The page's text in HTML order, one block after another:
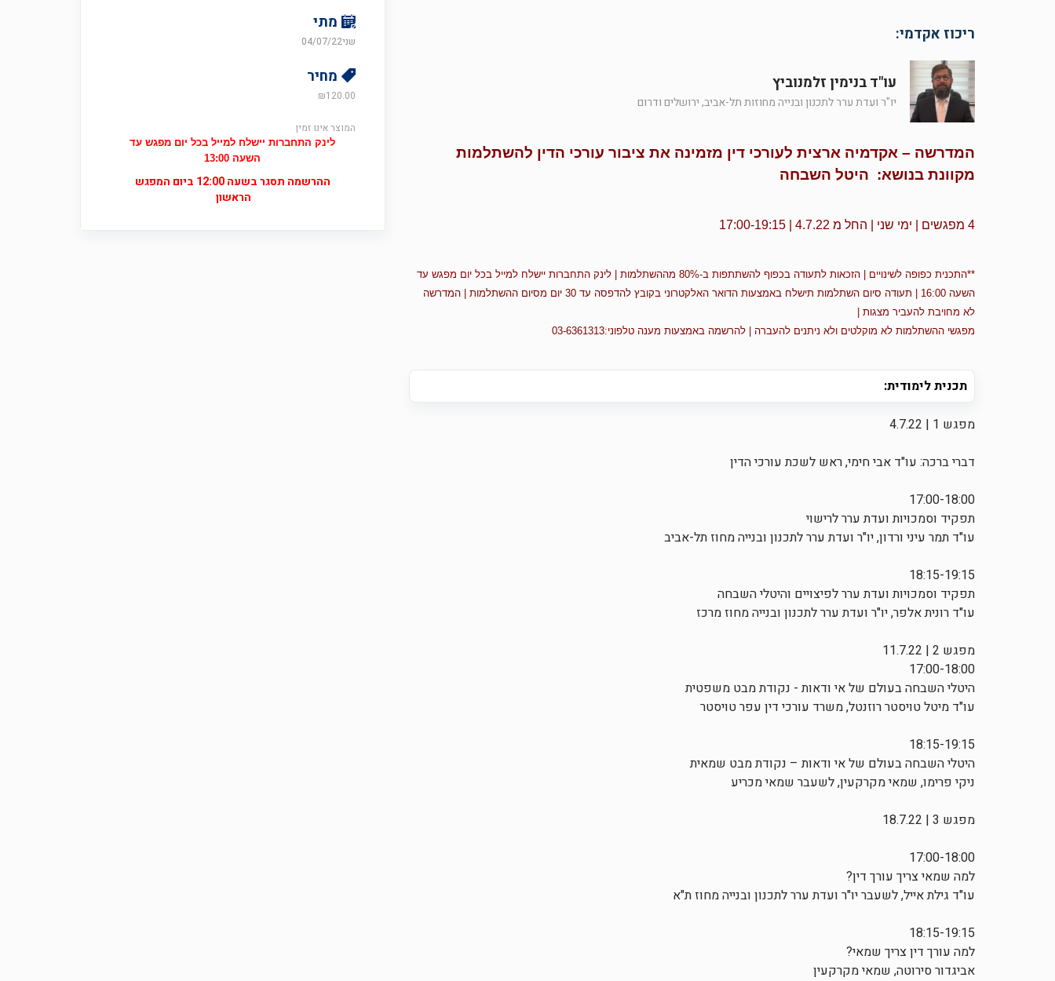
ריכוז אקדמי:
עו"ד בנימין זלמנוביץ
יו"ר ועדת ערר לתכנון ובנייה מחוזות תל-אביב, ירושלים ודרום
המדרשה – אקדמיה ארצית לעורכי דין מזמינה את ציבור עורכי הדין להשתלמות
מקוונת בנושא: היטל השבחה
4 מפגשים | ימי שני | החל מ 4.7.22 | 17:00-19:15
**התכנית כפופה לשינויים | הזכאות לתעודה בכפוף להשתתפות ב-80% מההשתלמות
| לינק התחברות יישלח למייל בכל יום מפגש עד
השעה 16:00 | תעודה סיום השתלמות תישלח באמצעות הדואר האלקטרוני בקובץ להדפסה עד 30 יום מסיום ההשתלמות | המדרשה
לא מחויבת להעביר מצגות |
מפגשי ההשתלמות לא מוקלטים ולא ניתנים להעברה | להרשמה באמצעות מענה טלפוני:03-6361313
תכנית לימודית:
מפגש 1 | 4.7.22
דברי ברכה: עו"ד אבי חימי, ראש לשכת עורכי הדין
17:00-18:00
תפקיד וסמכויות ועדת ערר לרישוי
עו"ד תמר עיני ורדון, יו"ר ועדת ערר לתכנון ובנייה מחוז תל-אביב
18:15-19:15
תפקיד וסמכויות ועדת ערר לפיצויים והיטלי השבחה
עו"ד רונית אלפר, יו"ר ועדת ערר לתכנון ובנייה מחוז מרכז
מפגש 2 | 11.7.22
17:00-18:00
היטלי השבחה בעולם של אי ודאות - נקודת מבט משפטית
עו"ד מיטל טויסטר רוזנטל, משרד עורכי דין עפר טויסטר
18:15-19:15
היטלי השבחה בעולם של אי ודאות – נקודת מבט שמאית
ניקי פרימו, שמאי מקרקעין, לשעבר שמאי מכריע
מפגש 3 | 18.7.22
17:00-18:00
למה שמאי צריך עורך דין?
עו"ד גילת אייל, לשעבר יו"ר ועדת ערר לתכנון ובנייה מחוז ת"א
18:15-19:15
למה עורך דין צריך שמאי?
אביגדור סירוטה, שמאי מקרקעין
מתי
שני04/07/22
מחיר
₪120.00
המוצר אינו זמין
לינק התחברות יישלח למייל בכל יום מפגש עד
השעה 13:00
ההרשמה תסגר בשעה 12:00 ביום המפגש
הראשון